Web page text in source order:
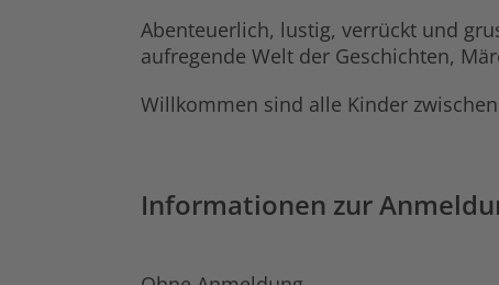
Abenteuerlich, lustig, verrückt und
aufregende Welt der Geschichten,
Willkommen sind alle Kinder
Informationen zur